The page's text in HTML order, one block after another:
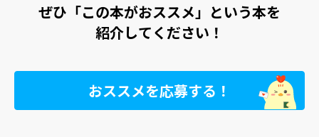
ぜひ「この本がおススメ」という本を
紹介してください！
おススメを応募する！